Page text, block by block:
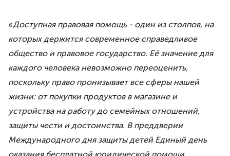
«Доступная правовая помощь - один из столпов, на
которых держится современное справедливое
общество и правовое государство. Её значение для
каждого человека невозможно переоценить,
поскольку право пронизывает все сферы нашей
жизни: от покупки продуктов в магазине и
устройства на работу до семейных отношений,
защиты чести и достоинства. В преддверии
Международного дня защиты детей Единый день